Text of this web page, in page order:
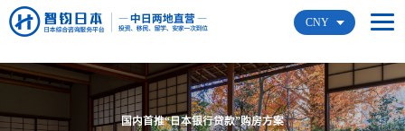
CNY
国内首推“日本银行贷款”购房方案